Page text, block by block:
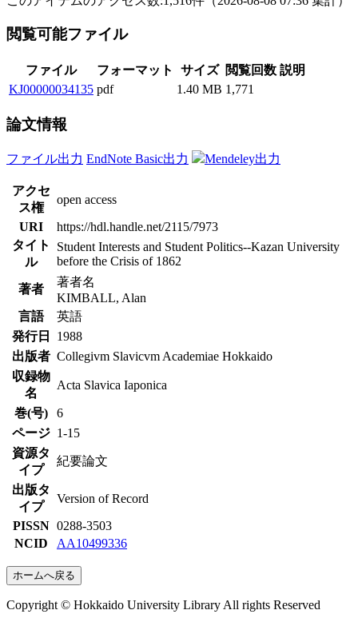
閲覧可能ファイル
ファイル フォーマット サイズ 閲覧回数 説明
KJ00000034135 pdf 1.40 MB 1,771
論文情報
ファイル出力 EndNote Basic出力 Mendeley出力
アクセ
ス権
open access
URI
https://hdl.handle.net/2115/7973
タイト
ル
Student Interests and Student Politics--Kazan University
before the Crisis of 1862
著者
著者名
KIMBALL, Alan
言語
英語
発行日
1988
出版者 Collegivm Slavicvm Academiae Hokkaido
収録物
名
Acta Slavica Iaponica
巻(号)
6
ページ 1-15
資源タ
イプ
紀要論文
出版タ
イプ
Version of Record
PISSN 0288-3503
NCID
AA10499336
ホームへ戻る
Copyright © Hokkaido University Library All rights Reserved